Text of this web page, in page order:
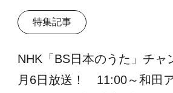
特集記事
NHK「BS日本のうた」チャ
月6日放送！ 11:00～和田